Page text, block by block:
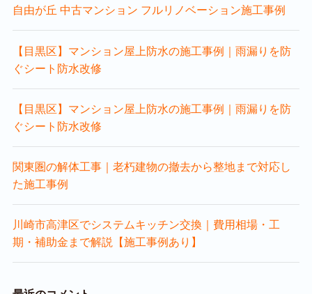
自由が丘 中古マンション フルリノベーション施工事例
【目黒区】マンション屋上防水の施工事例｜雨漏りを防
ぐシート防水改修
【目黒区】マンション屋上防水の施工事例｜雨漏りを防
ぐシート防水改修
関東圏の解体工事｜老朽建物の撤去から整地まで対応し
た施工事例
川崎市高津区でシステムキッチン交換｜費用相場・工
期・補助金まで解説【施工事例あり】